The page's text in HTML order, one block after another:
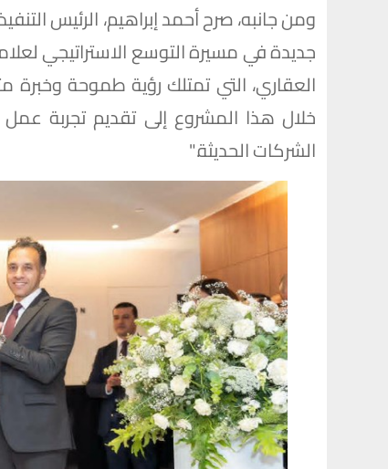
ومن جانبه، صرح أحمد إبراهيم، الرئيس
جديدة في مسيرة التوسع الاستراتيجي
العقاري، التي تمتلك رؤية طموحة
خلال هذا المشروع إلى تقديم تجربة
الشركات الحديثة."